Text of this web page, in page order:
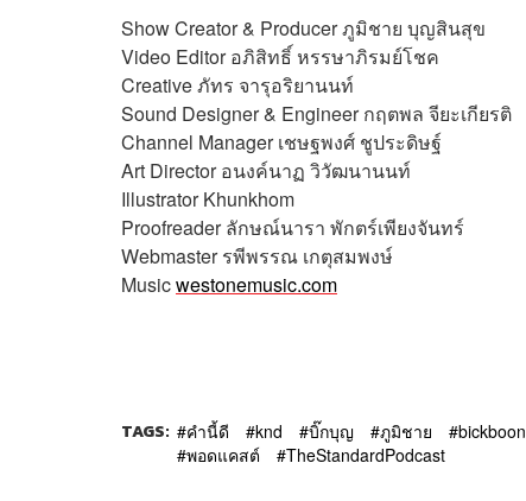
Show Creator & Producerภูมิชาย บุญสินสุข
Video Editorอภิสิทธิ์​ หรรษาภิรมย์โชค
Creativeภัทร จารุอริยานนท์
Sound Designer & Engineerกฤตพล จียะเกียรติ
Channel Managerเชษฐพงศ์ ชูประดิษฐ์
Art Directorอนงค์นาฏ วิวัฒนานนท์
IllustratorKhunkhom
Proofreaderลักษณ์นารา พักตร์เพียงจันทร์
Webmasterรพีพรรณ เกตุสมพงษ์
Musicwestonemusic.com
TAGS: คำนี้ดี knd บิ๊กบุญ ภูมิชาย bickboon
พอดแคสต์
TheStandardPodcast